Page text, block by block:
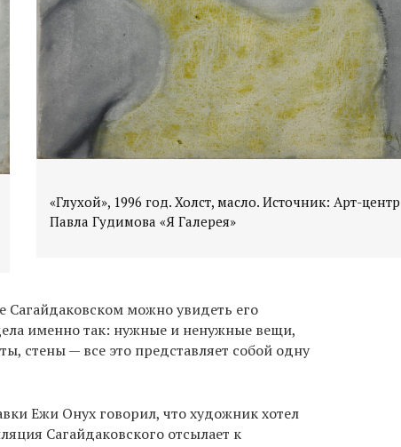
«Глухой», 1996 год. Холст, масло. Источник: Арт-центр
Павла Гудимова «Я Галерея»
можно увидеть его
именно так: нужные и ненужные вещи,
стены — все это представляет собой одну
Ежи Онух говорил, что художник хотел
Сагайдаковского отсылает к